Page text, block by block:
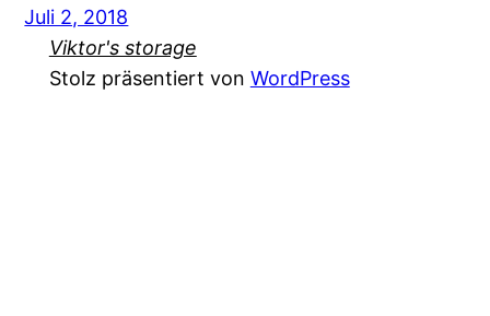
Juli 2, 2018
Viktor's storage
Stolz präsentiert von WordPress